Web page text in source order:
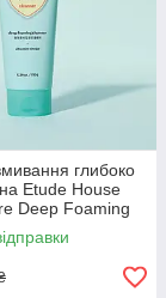
глибоко
Etude House
Deep Foaming
мл